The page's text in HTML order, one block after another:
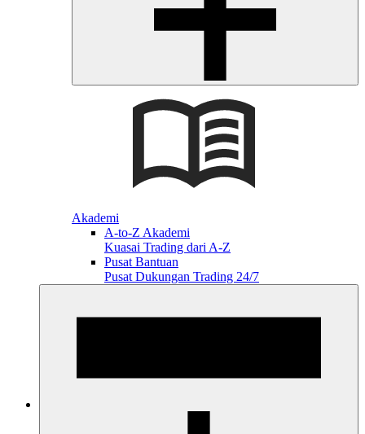
Akademi
A-to-Z Akademi
Kuasai Trading dari A-Z
Pusat Bantuan
Pusat Dukungan Trading 24/7